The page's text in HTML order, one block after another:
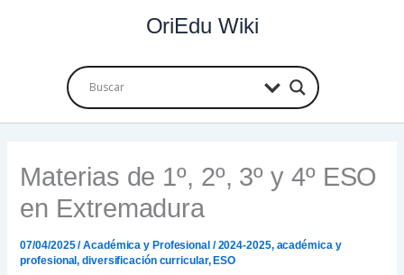
OriEdu Wiki
Materias de 1º, 2º, 3º y 4º ESO
en Extremadura
07/04/2025/Académica y Profesional /2024-2025, académica y
profesional,diversificación curricular, ESO